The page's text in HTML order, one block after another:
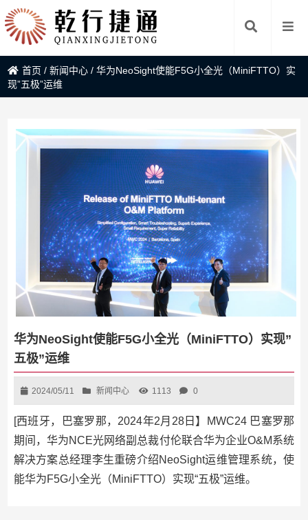
首页 /新闻中心 /华为NeoSight使能F5G小全光（MiniFTTO）实
现”五极”运维
华为NeoSight使能F5G小全光（MiniFTTO）实现”
五极”运维
2024/05/11 新闻中心 1113 0
[西班牙，巴塞罗那，2024年2月28日】MWC24 巴塞罗那
期间，华为NCE光网络副总裁付伦联合华为企业O&M系统
解决方案总经理李生重磅介绍NeoSight运维管理系统，使
能华为F5G小全光（MiniFTTO）实现“五极”运维。